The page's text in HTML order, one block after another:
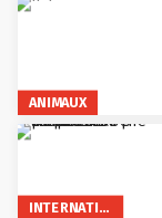
ANIMAUX
INTERNATIONAL